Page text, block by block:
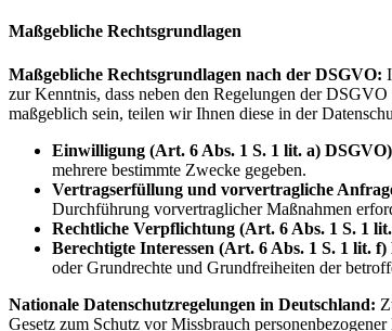
Maßgebliche Rechtsgrundlagen
Maßgebliche Rechtsgrundlagen nach der DSGVO:
zur Kenntnis, dass neben den Regelungen der
maßgeblich sein, teilen wir Ihnen diese in der
Einwilligung (Art. 6 Abs. 1 S. 1 lit. a) DSGVO)
mehrere bestimmte Zwecke gegeben.
Vertragserfüllung und vorvertragliche
Durchführung vorvertraglicher Maßnahmen
Rechtliche Verpflichtung (Art. 6 Abs. 1 S. 1
Berechtigte Interessen (Art. 6 Abs. 1 S. 1 lit.
oder Grundrechte und Grundfreiheiten der
Nationale Datenschutzregelungen in Deutschland:
Gesetz zum Schutz vor Missbrauch